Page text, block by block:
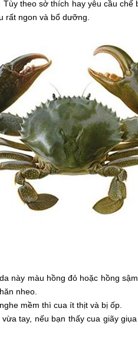
theo sở thích hay yêu cầu
rất ngon và bổ dưỡng.
này màu hồng đỏ hoặc hồng
nheo.
mềm thì cua ít thịt và bị ốp.
tay, nếu bạn thấy cua giãy